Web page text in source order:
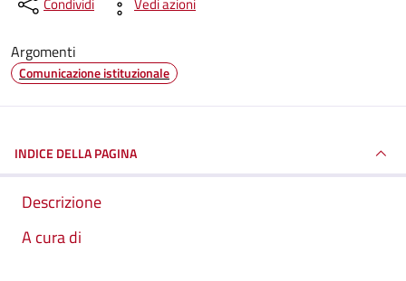
Argomenti
Comunicazione istituzionale
INDICE DELLA PAGINA
Descrizione
A cura di